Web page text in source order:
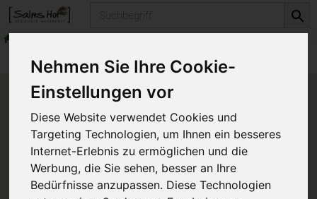
Nehmen Sie Ihre Cookie-
Einstellungen vor
Diese Website verwendet Cookies und
Targeting Technologien, um Ihnen ein besseres
Internet-Erlebnis zu ermöglichen und die
Werbung, die Sie sehen, besser an Ihre
Bedürfnisse anzupassen. Diese Technologien
Produkte erlesene Weine Weißweine
Produkt "Grüner Silvaner weiß"
nicht verfügbar.
Das von Ihnen gesuchte Produkt ist leider zur Zeit
nicht verfügbar.